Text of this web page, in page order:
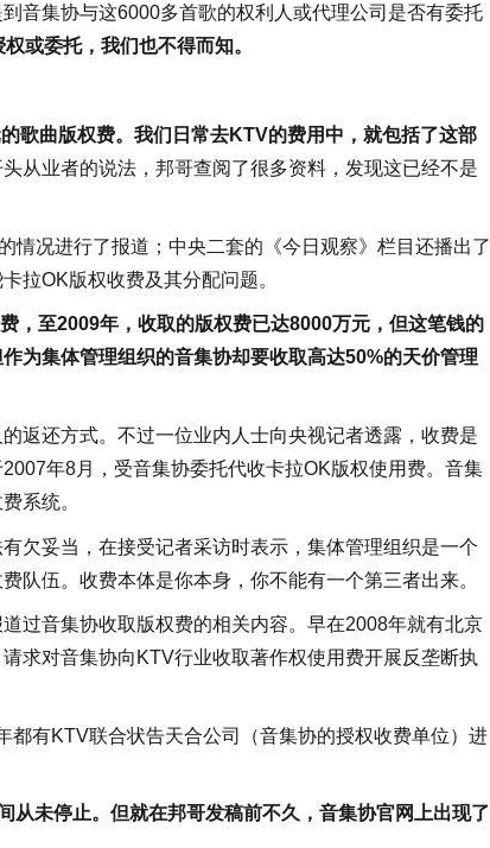
音集协与这6000多首歌的权利人或代理公司是否有委托
或委托，我们也不得而知。
歌曲版权费。我们日常去KTV的费用中，就包括了这部
从业者的说法，邦哥查阅了很多资料，发现这已经不是
情况进行了报道；中央二套的《今日观察》栏目还播出了
拉OK版权收费及其分配问题。
，至2009年，收取的版权费已达8000万元，但这笔钱的
为集体管理组织的音集协却要收取高达50%的天价管理
返还方式。不过一位业内人士向央视记者透露，收费是
年8月，受音集协委托代收卡拉OK版权使用费。音集
系统。
欠妥当，在接受记者采访时表示，集体管理组织是一个
队伍。收费本体是你本身，你不能有一个第三者出来。
过音集协收取版权费的相关内容。早在2008年就有北京
求对音集协向KTV行业收取著作权使用费开展反垄断执
有KTV联合状告天合公司（音集协的授权收费单位）进
从未停止。但就在邦哥发稿前不久，音集协官网上出现了